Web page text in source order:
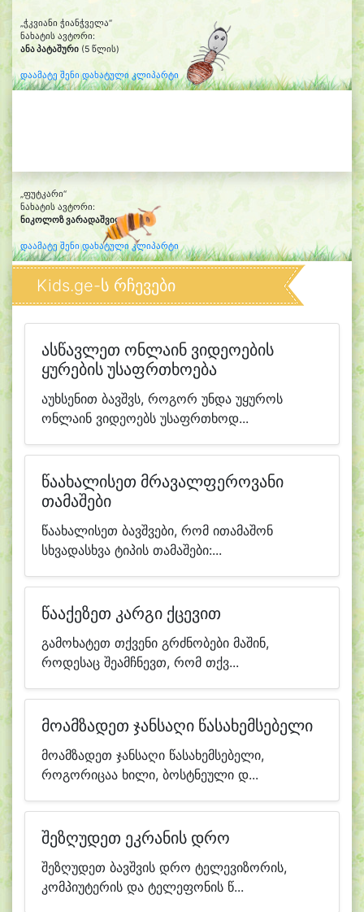
„ჭკვიანი ჭიანჭველა“
ნახატის ავტორი:
ანა პატაშური (5 წლის)
დაამატე შენი დახატული კლიპარტი
„ფუტკარი“
ნახატის ავტორი:
ნიკოლოზ ვარადაშვილი (7)
დაამატე შენი დახატული კლიპარტი
Kids.ge-ს რჩევები
ასწავლეთ ონლაინ ვიდეოების
ყურების უსაფრთხოება
აუხსენით ბავშვს, როგორ უნდა უყუროს
ონლაინ ვიდეოებს უსაფრთხოდ...
წაახალისეთ მრავალფეროვანი
თამაშები
წაახალისეთ ბავშვები, რომ ითამაშონ
სხვადასხვა ტიპის თამაშები:...
წააქეზეთ კარგი ქცევით
გამოხატეთ თქვენი გრძნობები მაშინ,
როდესაც შეამჩნევთ, რომ თქვ...
მოამზადეთ ჯანსაღი წასახემსებელი
მოამზადეთ ჯანსაღი წასახემსებელი,
როგორიცაა ხილი, ბოსტნეული დ...
შეზღუდეთ ეკრანის დრო
შეზღუდეთ ბავშვის დრო ტელევიზორის,
კომპიუტერის და ტელეფონის წ...